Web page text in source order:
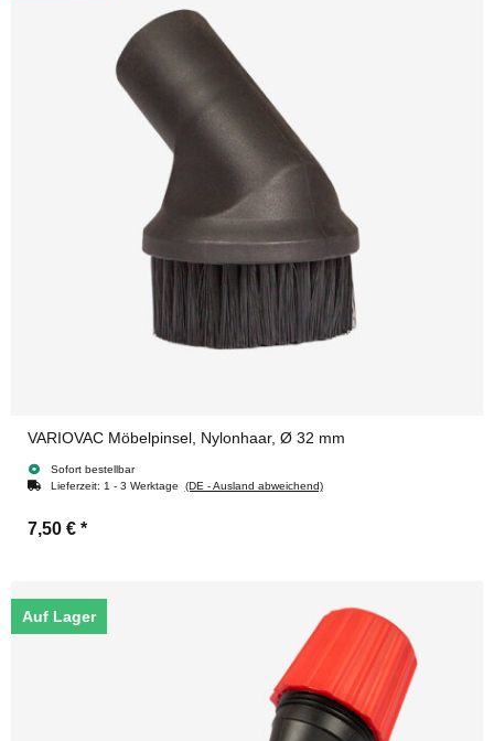
VARIOVAC Möbelpinsel, Nylonhaar, Ø 32 mm
Sofort bestellbar
Lieferzeit: 1 - 3 Werktage (DE - Ausland abweichend)
7,50 € *
Auf Lager